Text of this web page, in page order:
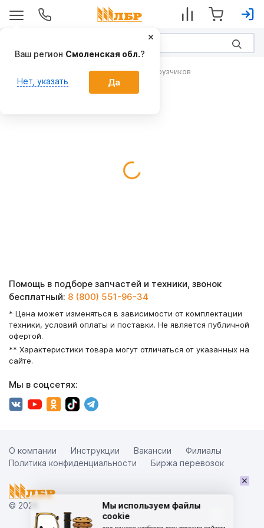
Рабочие органы для фронтальных погрузчиков
Мы используем файлы
cookie
Помощь в подборе запчастей и техники, звонок
бесплатный: 8 (800) 551-96-34
* Цена может изменяться в зависимости от комплектации
техники, условий оплаты и поставки. Не является публичной
офертой.
** Характеристики товара могут отличаться от указанных на
сайте.
Мы в соцсетях:
© 2026
О компании Инструкции Вакансии
Филиалы
Политика конфиденциальности
Биржа перевозок
×
Ваш регион Смоленская обл.?
Нет, указать Да